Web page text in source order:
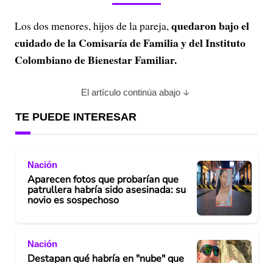
Los dos menores, hijos de la pareja,quedaron bajo el
cuidado de la Comisaría de Familia y del Instituto
Colombiano de Bienestar Familiar.
El artículo continúa abajo
TE PUEDE INTERESAR
Nación
Aparecen fotos que probarían que
patrullera habría sido asesinada: su
novio es sospechoso
Nación
Destapan qué habría en "nube" que